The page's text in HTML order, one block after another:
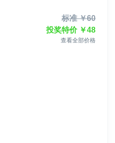
标准￥60
投奖特价￥48
查看全部价格